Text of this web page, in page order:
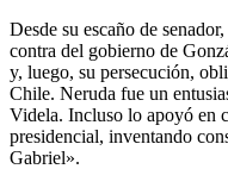
Desde su escaño de
contra del gobierno de
y, luego, su persecución,
Chile. Neruda fue un
Videla. Incluso lo apoyó en
presidencial, inventando
Gabriel».